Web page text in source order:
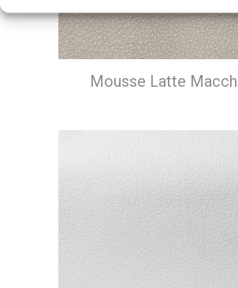
Mousse Latte